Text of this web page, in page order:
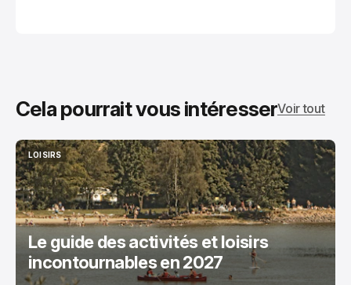
Cela pourrait vous intéresserVoir tout
LOISIRS
LOISIRS
Le guide des activités et loisirs
incontournables en 2027